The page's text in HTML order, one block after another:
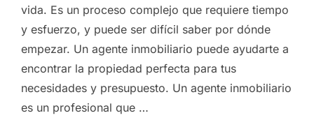
vida. Es un proceso complejo que requiere tiempo
y esfuerzo, y puede ser difícil saber por dónde
empezar. Un agente inmobiliario puede ayudarte a
encontrar la propiedad perfecta para tus
necesidades y presupuesto. Un agente inmobiliario
es un profesional que …